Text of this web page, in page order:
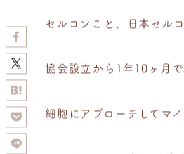
セルコンこと、日本セル
協会設立から1年10ヶ月
細胞にアプローチしてマ